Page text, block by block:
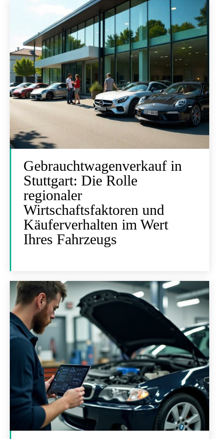
Gebrauchtwagenverkauf in
Stuttgart: Die Rolle
regionaler
Wirtschaftsfaktoren und
Käuferverhalten im Wert
Ihres Fahrzeugs